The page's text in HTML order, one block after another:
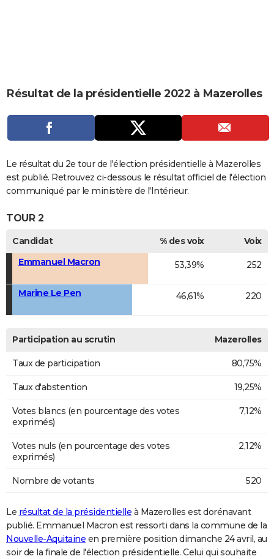
CARTE DE VOEUX
DICTIONNAIRE
Dictionnaire
Biographies
Expressions
Proverbes
PROGRAMME TV
COPAINS D'AVANT
S'inscrire
Se connecter
Lycées
Collèges
Primaires
Universités
Entreprises
Service militaire
Avis de recherche
AVIS DE DÉCÈS
FORUM
Bricolage
Culture
Television
Voyage
Résultat de la présidentielle 2022 à Mazerolles
Le résultat du 2e tour de l'élection présidentielle à Mazerolles
est publié. Retrouvez ci-dessous le résultat officiel de l'élection
communiqué par le ministère de l'Intérieur.
TOUR 2
Candidat % des voix
Voix
Emmanuel Macron
53,39% 252
Marine Le Pen 46,61% 220
Participation au scrutin Mazerolles
Taux de participation 80,75%
Taux d'abstention 19,25%
Votes blancs (en pourcentage des votes
exprimés)
7,12%
Votes nuls (en pourcentage des votes
exprimés)
2,12%
Nombre de votants 520
Le résultat de la présidentielle à Mazerolles est dorénavant
publié. Emmanuel Macron est ressorti dans la commune de la
Nouvelle-Aquitaine en première position dimanche 24 avril, au
soir de la finale de l'élection présidentielle. Celui qui souhaite